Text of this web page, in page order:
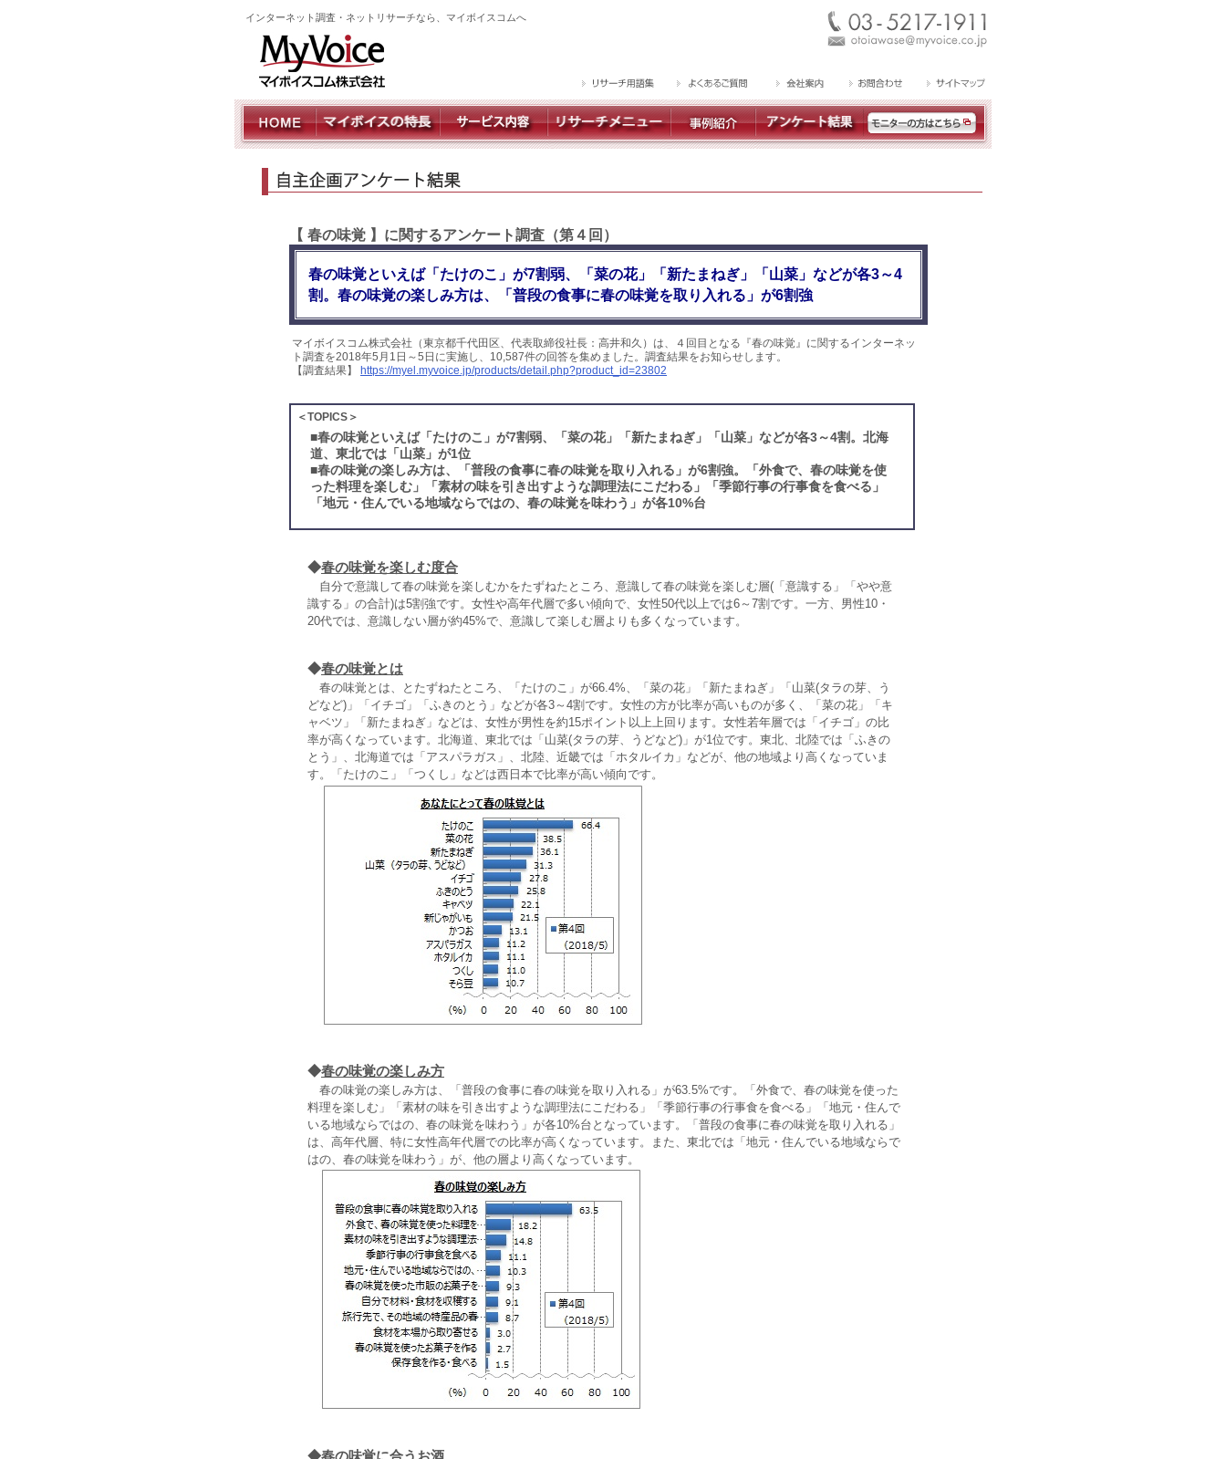
インターネット調査・ネットリサーチなら、マイボイスコムへ
【 春の味覚 】に関するアンケート調査（第４回）
春の味覚といえば「たけのこ」が7割弱、「菜の花」「新たまねぎ」「山菜」などが各3～4
割。春の味覚の楽しみ方は、「普段の食事に春の味覚を取り入れる」が6割強
マイボイスコム株式会社（東京都千代田区、代表取締役社長：高井和久）は、４回目となる『春の味覚』に関するインターネッ
ト調査を2018年5月1日～5日に実施し、10,587件の回答を集めました。調査結果をお知らせします。
【調査結果】
https://myel.myvoice.jp/products/detail.php?product_id=23802
＜TOPICS＞
■春の味覚といえば「たけのこ」が7割弱、「菜の花」「新たまねぎ」「山菜」などが各3～4割。北海
道、東北では「山菜」が1位
■春の味覚の楽しみ方は、「普段の食事に春の味覚を取り入れる」が6割強。「外食で、春の味覚を使
った料理を楽しむ」「素材の味を引き出すような調理法にこだわる」「季節行事の行事食を食べる」
「地元・住んでいる地域ならではの、春の味覚を味わう」が各10%台
◆春の味覚を楽しむ度合
自分で意識して春の味覚を楽しむかをたずねたところ、意識して春の味覚を楽しむ層(「意識する」「やや意
識する」の合計)は5割強です。女性や高年代層で多い傾向で、女性50代以上では6～7割です。一方、男性10・
20代では、意識しない層が約45%で、意識して楽しむ層よりも多くなっています。
◆春の味覚とは
春の味覚とは、とたずねたところ、「たけのこ」が66.4%、「菜の花」「新たまねぎ」「山菜(タラの芽、う
どなど)」「イチゴ」「ふきのとう」などが各3～4割です。女性の方が比率が高いものが多く、「菜の花」「キ
ャベツ」「新たまねぎ」などは、女性が男性を約15ポイント以上上回ります。女性若年層では「イチゴ」の比
率が高くなっています。北海道、東北では「山菜(タラの芽、うどなど)」が1位です。東北、北陸では「ふきの
とう」、北海道では「アスパラガス」、北陸、近畿では「ホタルイカ」などが、他の地域より高くなっていま
す。「たけのこ」「つくし」などは西日本で比率が高い傾向です。
◆春の味覚の楽しみ方
春の味覚の楽しみ方は、「普段の食事に春の味覚を取り入れる」が63.5%です。「外食で、春の味覚を使った
料理を楽しむ」「素材の味を引き出すような調理法にこだわる」「季節行事の行事食を食べる」「地元・住んで
いる地域ならではの、春の味覚を味わう」が各10%台となっています。「普段の食事に春の味覚を取り入れる」
は、高年代層、特に女性高年代層での比率が高くなっています。また、東北では「地元・住んでいる地域ならで
はの、春の味覚を味わう」が、他の層より高くなっています。
◆春の味覚に合うお酒